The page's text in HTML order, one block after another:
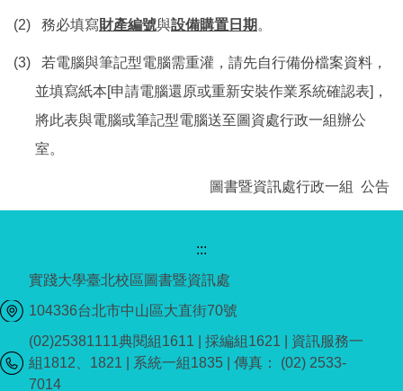
(2) 務必填寫財產編號與設備購置日期 。
(3) 若電腦與筆記型電腦需重灌，請先自行備份檔案資料，
並填寫紙本[申請電腦還原或重新安裝作業系統確認表]，
將此表與電腦或筆記型電腦送至圖資處行政一組辦公
室。
圖書暨資訊處行政一組 公告
:::
實踐大學臺北校區圖書暨資訊處
104336台北市中山區大直街70號
(02)25381111典閱組1611 | 採編組1621 | 資訊服務一
組1812、1821 | 系統一組1835 | 傳真： (02) 2533-
7014